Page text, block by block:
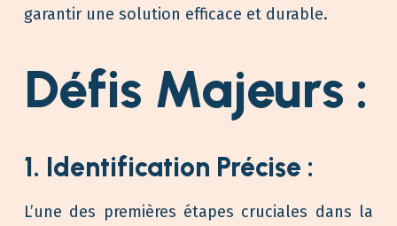
garantir une solution efficace et durable.
Défis Majeurs :
1. Identification Précise :
L’une des premières étapes cruciales dans la